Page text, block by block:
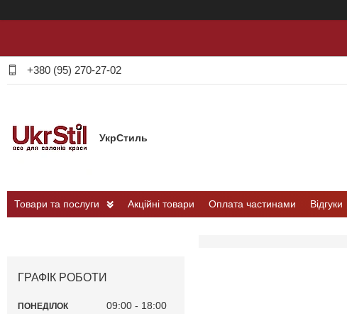
+380 (95) 270-27-02
УкрСтиль
Товари та послуги Акційні товари Оплата частинами Відгуки
ГРАФІК РОБОТИ
ПОНЕДІЛОК 09:00 18:00